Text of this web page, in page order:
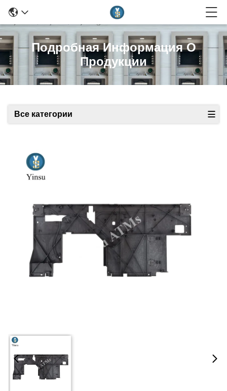
Подробная Информация О
Продукции
Все категории